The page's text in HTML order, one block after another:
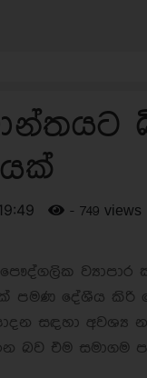
- 749 views
ව්‍යාපාර
ක් පමණ දේශීය
සඳහා අවශ්‍ය
බව එම සමාගම